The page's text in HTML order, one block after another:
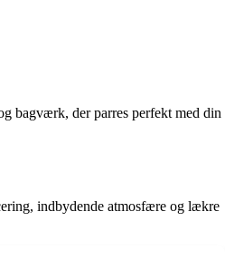
bagværk, der parres perfekt med din
indbydende atmosfære og lækre